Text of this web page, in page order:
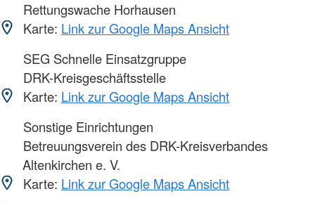
Rettungswache Horhausen
Karte: Link zur Google Maps Ansicht
SEG Schnelle Einsatzgruppe
DRK-Kreisgeschäftsstelle
Karte: Link zur Google Maps Ansicht
Sonstige Einrichtungen
Betreuungsverein des DRK-Kreisverbandes
Altenkirchen e. V.
Karte: Link zur Google Maps Ansicht